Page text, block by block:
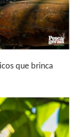
que brinca